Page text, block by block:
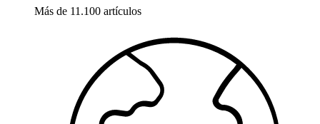
Más de 11.100 artículos